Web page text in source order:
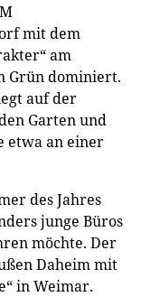
mit dem
am
Grün dominiert.
auf der
Garten und
etwa an einer
des Jahres
junge Büros
möchte. Der
Daheim mit
in Weimar.